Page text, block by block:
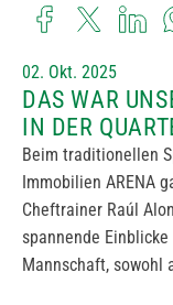
02. Okt. 2025
DAS WAR
IN DER
Beim traditionellen
Immobilien ARENA
Cheftrainer Raúl
spannende
Mannschaft, sowohl